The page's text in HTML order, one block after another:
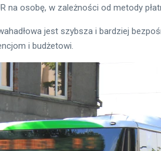
na osobę, w zależności od metody
jest szybsza i bardziej
i budżetowi.